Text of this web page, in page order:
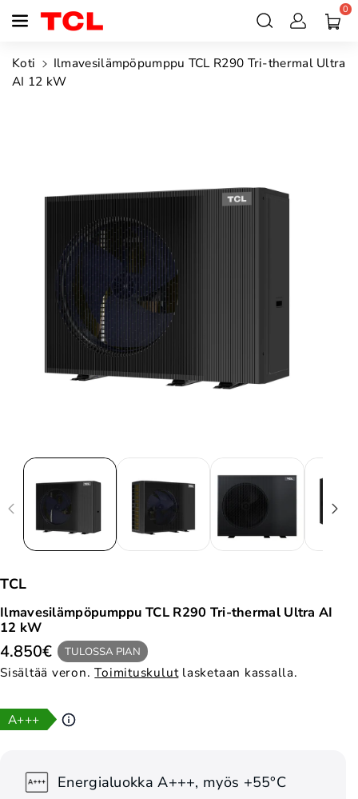
siirry
sisältöön
0
Koti
Ilmavesilämpöpumppu TCL R290 Tri-thermal Ultra
AI 12 kW
TCL
Ilmavesilämpöpumppu TCL R290 Tri-thermal Ultra AI
12 kW
4.850€ TULOSSA PIAN
Sisältää veron.Toimituskulutlasketaan kassalla.
A+++
Energialuokka A+++, myös +55°C